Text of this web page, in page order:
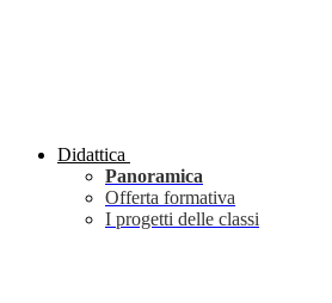
Didattica
Panoramica
Offerta formativa
I progetti delle classi